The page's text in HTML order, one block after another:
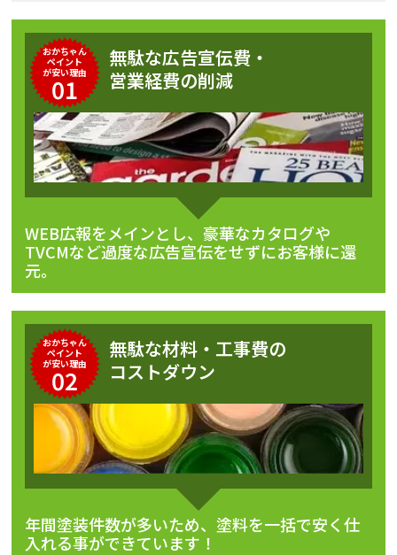
おかちゃん
ペイント
が安い理由
01
無駄な広告宣伝費・
営業経費の削減
WEB広報をメインとし、豪華なカタログや
TVCMなど過度な広告宣伝をせずにお客様に還
元。
おかちゃん
ペイント
が安い理由
02
無駄な材料・工事費の
コストダウン
年間塗装件数が多いため、塗料を一括で安く仕
入れる事ができています！